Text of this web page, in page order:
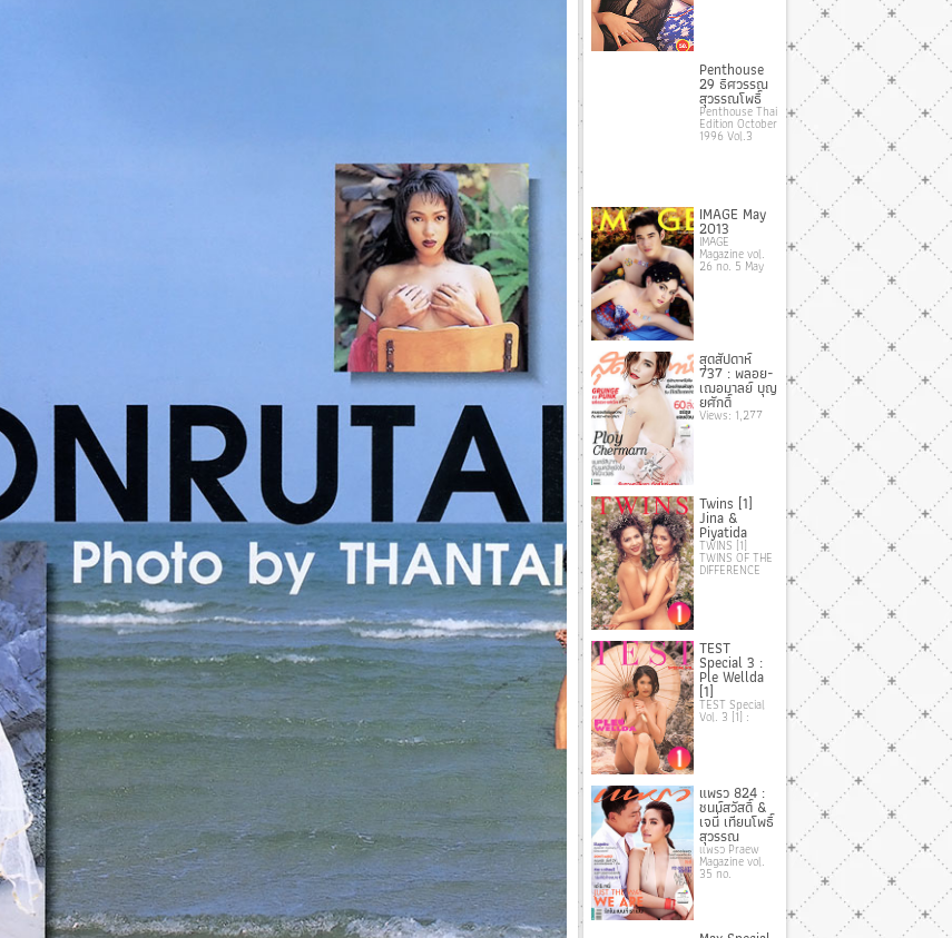
Penthouse
29 ธิศวรรณ
สุวรรณโพธิ์
Penthouse Thai
Edition October
1996 Vol.3
IMAGE May
2013
IMAGE
Magazine vol.
26 no. 5 May
สุดสัปดาห์
737 : พลอย-
เฌอมาลย์ บุญ
ยศักดิ์
Views: 1,277
Twins [1]
Jina &
Piyatida
TWINS [1]
TWINS OF THE
DIFFERENCE
TEST
Special 3 :
Ple Wellda
[1]
TEST Special
Vol. 3 [1] :
แพรว 824 :
ชนม์สวัสดิ์ &
เจนี่ เทียนโพธิ์
สุวรรณ
แพรว Praew
Magazine vol.
35 no.